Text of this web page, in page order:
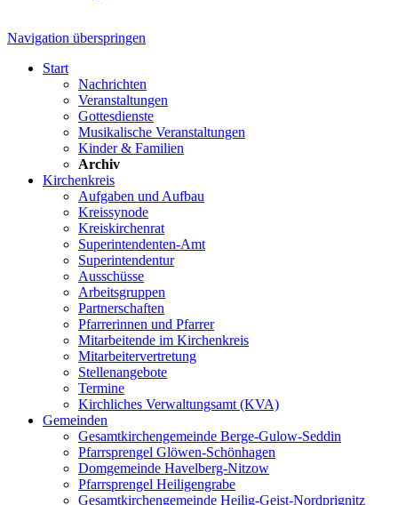
Navigation überspringen
Start
Nachrichten
Veranstaltungen
Gottesdienste
Musikalische Veranstaltungen
Kinder & Familien
Archiv
Kirchenkreis
Aufgaben und Aufbau
Kreissynode
Kreiskirchenrat
Superintendenten-Amt
Superintendentur
Ausschüsse
Arbeitsgruppen
Partnerschaften
Pfarrerinnen und Pfarrer
Mitarbeitende im Kirchenkreis
Mitarbeitervertretung
Stellenangebote
Termine
Kirchliches Verwaltungsamt (KVA)
Gemeinden
Gesamtkirchengemeinde Berge-Gulow-Seddin
Pfarrsprengel Glöwen-Schönhagen
Domgemeinde Havelberg-Nitzow
Pfarrsprengel Heiligengrabe
Gesamtkirchengemeinde Heilig-Geist-Nordprignitz